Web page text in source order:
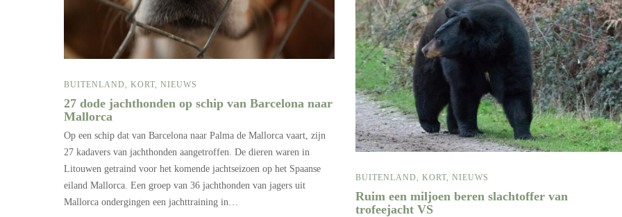
BUITENLAND, KORT, NIEUWS
27 dode jachthonden op schip van Barcelona naar
Mallorca
Op een schip dat van Barcelona naar Palma de Mallorca vaart, zijn
27 kadavers van jachthonden aangetroffen. De dieren waren in
Litouwen getraind voor het komende jachtseizoen op het Spaanse
eiland Mallorca. Een groep van 36 jachthonden van jagers uit
Mallorca ondergingen een jachttraining in…
BUITENLAND, KORT, NIEUWS
Ruim een miljoen beren slachtoffer van
trofeejacht VS